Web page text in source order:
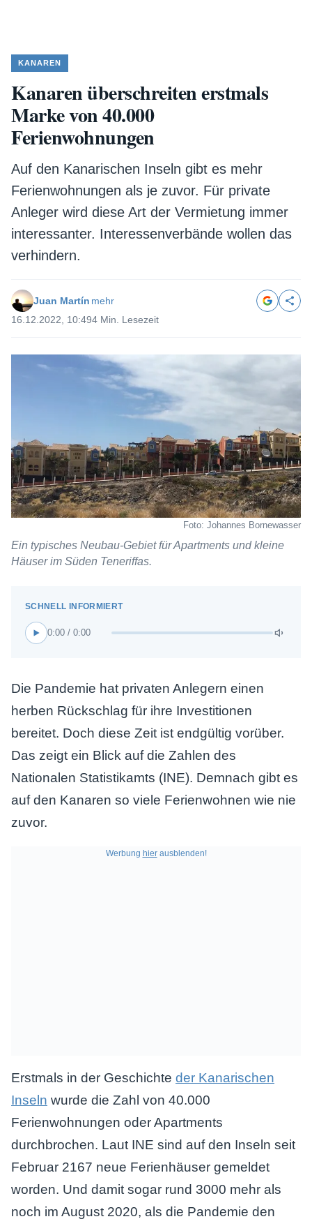
KANAREN
Kanaren überschreiten erstmals
Marke von 40.000
Ferienwohnungen
Auf den Kanarischen Inseln gibt es mehr
Ferienwohnungen als je zuvor. Für private
Anleger wird diese Art der Vermietung immer
interessanter. Interessenverbände wollen das
verhindern.
Juan Martín mehr
16.12.2022, 10:494 Min. Lesezeit
Foto: Johannes Bornewasser
Ein typisches Neubau-Gebiet für Apartments und kleine
Häuser im Süden Teneriffas.
0:00 / 0:00
Die Pandemie hat privaten Anlegern einen
herben Rückschlag für ihre Investitionen
bereitet. Doch diese Zeit ist endgültig vorüber.
Das zeigt ein Blick auf die Zahlen des
Nationalen Statistikamts (INE). Demnach gibt es
auf den Kanaren so viele Ferienwohnen wie nie
zuvor.
Werbung hierausblenden!
Erstmals in der Geschichte der Kanarischen
Inseln wurde die Zahl von 40.000
Ferienwohnungen oder Apartments
durchbrochen. Laut INE sind auf den Inseln seit
Februar 2167 neue Ferienhäuser gemeldet
worden. Und damit sogar rund 3000 mehr als
noch im August 2020, als die Pandemie den